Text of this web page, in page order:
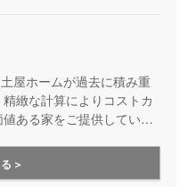
屋ホームが過去に積み重
緻な計算によりコストカ
ある家をご提供していま
＞